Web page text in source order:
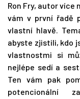
Ron Fry, autor více
vám v první řadě
vlastní hlavě.
abyste zjistili, kdo
vlastnostmi si
nejlépe sedí a
Ten vám pak
potencionální